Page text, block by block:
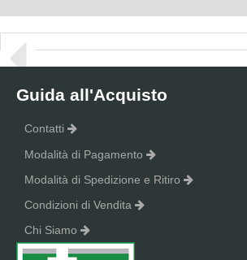
Guida all'Acquisto
Contatti
Modalità di Pagamento
Modalità di Spedizione e Ritiro
Condizioni di Vendita
Chi Siamo